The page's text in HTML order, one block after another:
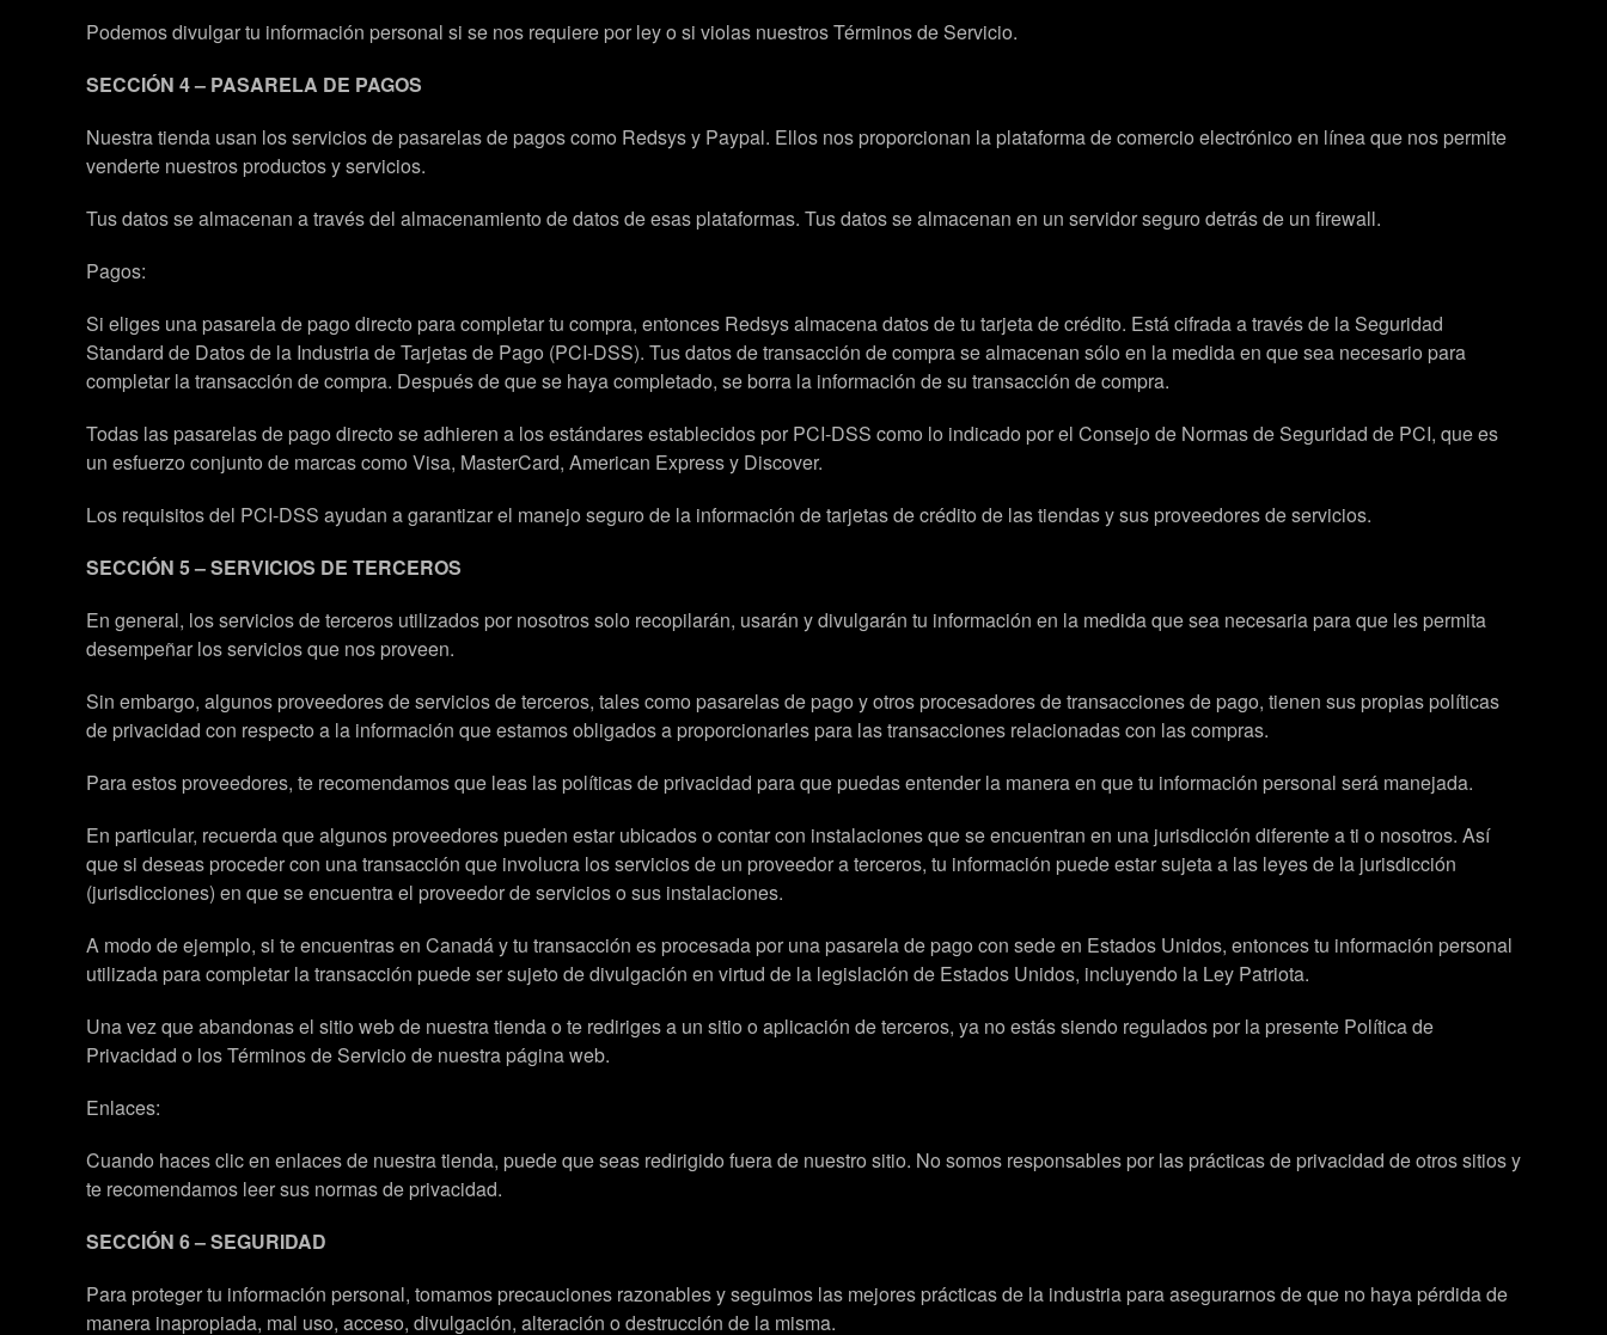
Podemos divulgar tu información personal si se nos requiere por ley o si violas nuestros Términos de Servicio.
SECCIÓN 4 – PASARELA DE PAGOS
Nuestra tienda usan los servicios de pasarelas de pagos como Redsys y Paypal. Ellos nos proporcionan la plataforma de comercio electrónico en línea que nos permite
venderte nuestros productos y servicios.
Tus datos se almacenan a través del almacenamiento de datos de esas plataformas. Tus datos se almacenan en un servidor seguro detrás de un firewall.
Pagos:
Si eliges una pasarela de pago directo para completar tu compra, entonces Redsys almacena datos de tu tarjeta de crédito. Está cifrada a través de la Seguridad
Standard de Datos de la Industria de Tarjetas de Pago (PCI-DSS). Tus datos de transacción de compra se almacenan sólo en la medida en que sea necesario para
completar la transacción de compra. Después de que se haya completado, se borra la información de su transacción de compra.
Todas las pasarelas de pago directo se adhieren a los estándares establecidos por PCI-DSS como lo indicado por el Consejo de Normas de Seguridad de PCI, que es
un esfuerzo conjunto de marcas como Visa, MasterCard, American Express y Discover.
Los requisitos del PCI-DSS ayudan a garantizar el manejo seguro de la información de tarjetas de crédito de las tiendas y sus proveedores de servicios.
SECCIÓN 5 – SERVICIOS DE TERCEROS
En general, los servicios de terceros utilizados por nosotros solo recopilarán, usarán y divulgarán tu información en la medida que sea necesaria para que les permita
desempeñar los servicios que nos proveen.
Sin embargo, algunos proveedores de servicios de terceros, tales como pasarelas de pago y otros procesadores de transacciones de pago, tienen sus propias políticas
de privacidad con respecto a la información que estamos obligados a proporcionarles para las transacciones relacionadas con las compras.
Para estos proveedores, te recomendamos que leas las políticas de privacidad para que puedas entender la manera en que tu información personal será manejada.
En particular, recuerda que algunos proveedores pueden estar ubicados o contar con instalaciones que se encuentran en una jurisdicción diferente a ti o nosotros. Así
que si deseas proceder con una transacción que involucra los servicios de un proveedor a terceros, tu información puede estar sujeta a las leyes de la jurisdicción
(jurisdicciones) en que se encuentra el proveedor de servicios o sus instalaciones.
A modo de ejemplo, si te encuentras en Canadá y tu transacción es procesada por una pasarela de pago con sede en Estados Unidos, entonces tu información personal
utilizada para completar la transacción puede ser sujeto de divulgación en virtud de la legislación de Estados Unidos, incluyendo la Ley Patriota.
Una vez que abandonas el sitio web de nuestra tienda o te rediriges a un sitio o aplicación de terceros, ya no estás siendo regulados por la presente Política de
Privacidad o los Términos de Servicio de nuestra página web.
Enlaces:
Cuando haces clic en enlaces de nuestra tienda, puede que seas redirigido fuera de nuestro sitio. No somos responsables por las prácticas de privacidad de otros sitios y
te recomendamos leer sus normas de privacidad.
SECCIÓN 6 – SEGURIDAD
Para proteger tu información personal, tomamos precauciones razonables y seguimos las mejores prácticas de la industria para asegurarnos de que no haya pérdida de
manera inapropiada, mal uso, acceso, divulgación, alteración o destrucción de la misma.